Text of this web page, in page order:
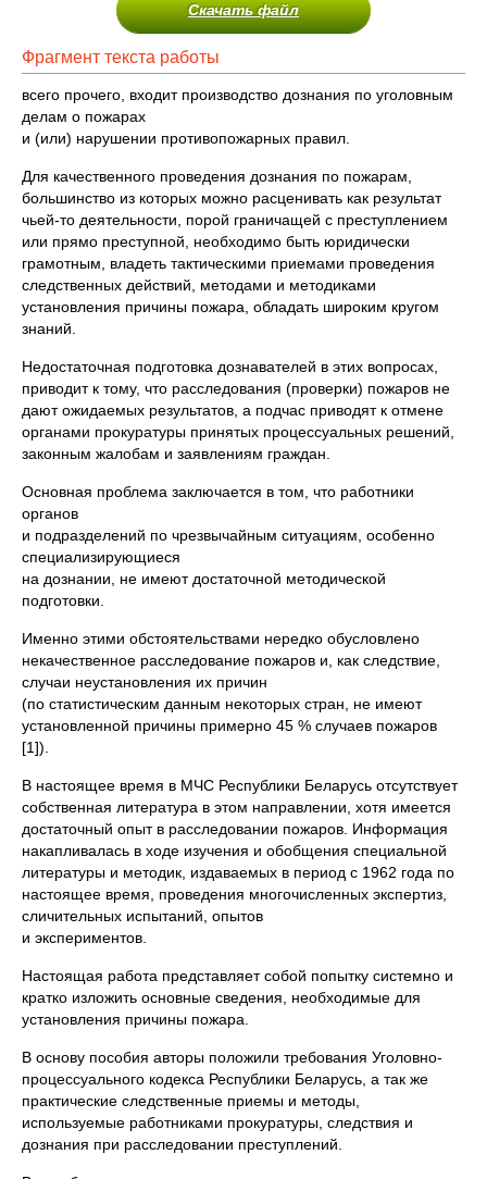
Скачать файл
Фрагмент текста работы
всего прочего, входит производство дознания по уголовным
делам о пожарах
и (или) нарушении противопожарных правил.
Для качественного проведения дознания по пожарам,
большинство из которых можно расценивать как результат
чьей-то деятельности, порой граничащей с преступлением
или прямо преступной, необходимо быть юридически
грамотным, владеть тактическими приемами проведения
следственных действий, методами и методиками
установления причины пожара, обладать широким кругом
знаний.
Недостаточная подготовка дознавателей в этих вопросах,
приводит к тому, что расследования (проверки) пожаров не
дают ожидаемых результатов, а подчас приводят к отмене
органами прокуратуры принятых процессуальных решений,
законным жалобам и заявлениям граждан.
Основная проблема заключается в том, что работники
органов
и подразделений по чрезвычайным ситуациям, особенно
специализирующиеся
на дознании, не имеют достаточной методической
подготовки.
Именно этими обстоятельствами нередко обусловлено
некачественное расследование пожаров и, как следствие,
случаи неустановления их причин
(по статистическим данным некоторых стран, не имеют
установленной причины примерно 45 % случаев пожаров
[1]).
В настоящее время в МЧС Республики Беларусь отсутствует
собственная литература в этом направлении, хотя имеется
достаточный опыт в расследовании пожаров. Информация
накапливалась в ходе изучения и обобщения специальной
литературы и методик, издаваемых в период с 1962 года по
настоящее время, проведения многочисленных экспертиз,
сличительных испытаний, опытов
и экспериментов.
Настоящая работа представляет собой попытку системно и
кратко изложить основные сведения, необходимые для
установления причины пожара.
В основу пособия авторы положили требования Уголовно-
процессуального кодекса Республики Беларусь, а так же
практические следственные приемы и методы,
используемые работниками прокуратуры, следствия и
дознания при расследовании преступлений.